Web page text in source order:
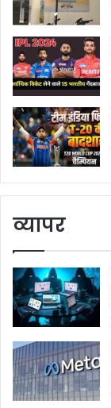
व्यापर